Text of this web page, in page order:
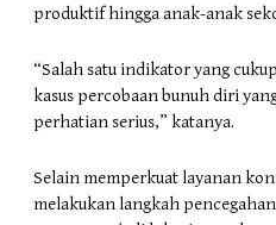
produktif hingga anak-anak
“Salah satu indikator yang
kasus percobaan bunuh diri
perhatian serius,” katanya.
Selain memperkuat layanan
melakukan langkah